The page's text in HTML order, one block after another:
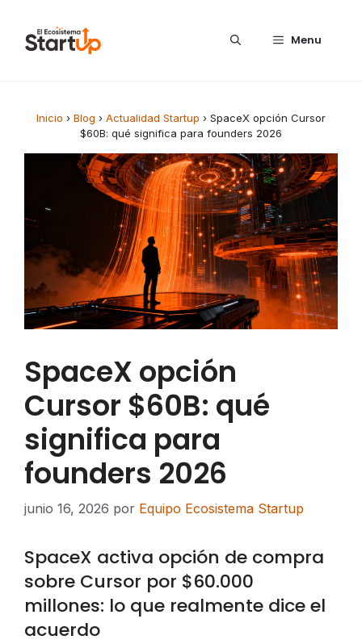
Menu
Inicio › Blog › Actualidad Startup › SpaceX opción Cursor
$60B: qué significa para founders 2026
SpaceX opción
Cursor $60B: qué
significa para
founders 2026
junio 16, 2026 por Equipo Ecosistema Startup
SpaceX activa opción de compra
sobre Cursor por $60.000
millones: lo que realmente dice el
acuerdo